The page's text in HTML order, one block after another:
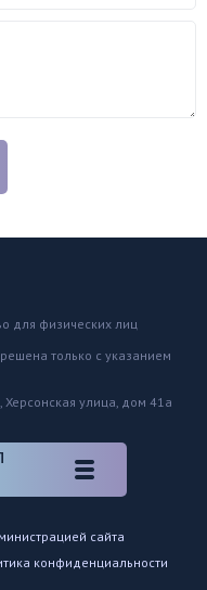
для физических лиц
только с указанием
улица, дом 41а
сайта
конфиденциальности